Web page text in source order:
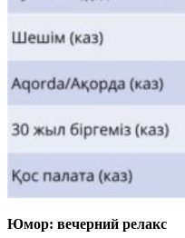
Юмор: вечерний релакс